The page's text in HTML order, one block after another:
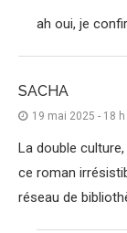
ah oui, je
SACHA
19 mai 2025 - 18
La double
ce roman
réseau de